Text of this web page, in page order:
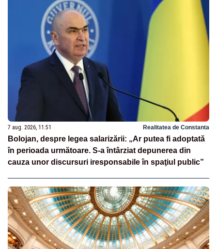
7 aug. 2026, 11:51 Realitatea de Constanta
Bolojan, despre legea salarizării: „Ar putea fi adoptată
în perioada următoare. S-a întârziat depunerea din
cauza unor discursuri iresponsabile în spaţiul public”